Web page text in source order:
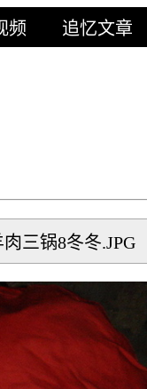
频 追忆文章
三锅8冬冬.JPG